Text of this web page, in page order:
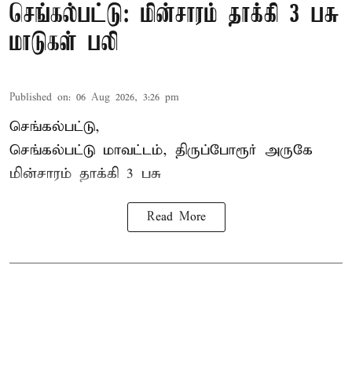
செங்கல்பட்டு: மின்சாரம் தாக்கி 3 பசு
மாடுகள் பலி
Published on: 06 Aug 2026, 3:26 pm
செங்கல்பட்டு,
செங்கல்பட்டு மாவட்டம், திருப்போரூர் அருகே
மின்சாரம் தாக்கி 3 பசு
Read More